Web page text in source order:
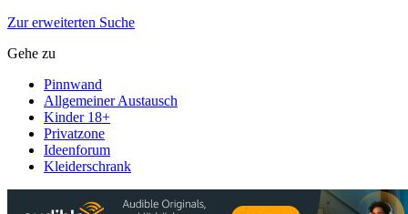
Zur erweiterten Suche
Gehe zu
Pinnwand
Allgemeiner Austausch
Kinder 18+
Privatzone
Ideenforum
Kleiderschrank